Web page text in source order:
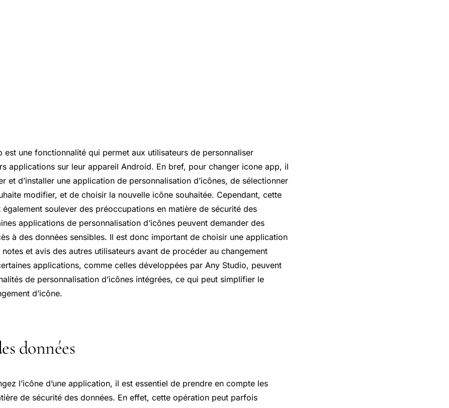
est une fonctionnalité qui permet aux utilisateurs de personnaliser
applications sur leur appareil Android. En bref, pour changer icone app, il
et d’installer une application de personnalisation d’icônes, de sélectionner
modifier, et de choisir la nouvelle icône souhaitée. Cependant, cette
soulever des préoccupations en matière de sécurité des
applications de personnalisation d’icônes peuvent demander des
à des données sensibles. Il est donc important de choisir une application
et avis des autres utilisateurs avant de procéder au changement
applications, comme celles développées par Any Studio, peuvent
de personnalisation d’icônes intégrées, ce qui peut simplifier le
d’icône.
données
l’icône d’une application, il est essentiel de prendre en compte les
de sécurité des données. En effet, cette opération peut parfois